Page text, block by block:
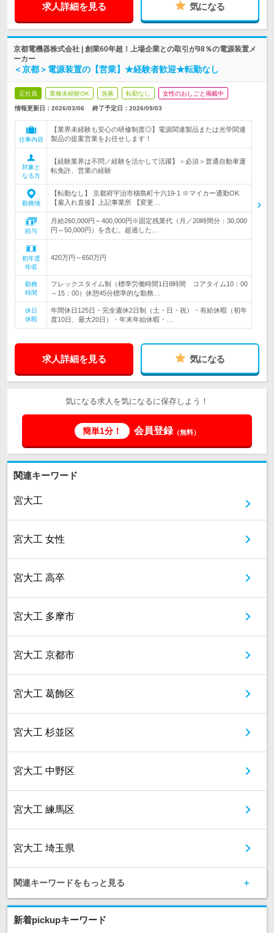
求人詳細を見る 気になる
京都電機器株式会社 | 創業60年超！上場企業との取引が98％の電源装置メ
ーカー
＜京都＞電源装置の【営業】★経験者歓迎★転勤なし
正社員 業種未経験OK 急募 転勤なし 女性のおしごと掲載中
情報更新日：2026/03/06 終了予定日： 2026/09/03
仕事内容
【業界未経験も安心の研修制度◎】電源関連製品または光学関連
製品の提案営業をお任せします！
対象と
なる方
【経験業界は不問／経験を活かして活躍】＜必須＞普通自動車運
転免許、営業の経験
勤務地
【転勤なし】 京都府宇治市槇島町十六19-1 ※マイカー通勤OK
【雇入れ直後】上記事業所 【変更…
給与
月給260,000円～400,000円※固定残業代（月／20時間分：30,000
円～50,000円）を含む。超過した…
初年度
年収
420万円～650万円
勤務
時間
フレックスタイム制（標準労働時間1日8時間 コアタイム10：00
～15：00）休憩45分標準的な勤務…
休日
休暇
年間休日125日・完全週休2日制（土・日・祝）・有給休暇（初年
度10日、最大20日）・年末年始休暇・…
求人詳細を見る 気になる
気になる求人を気になるに保存しよう！
簡単1分！ 会員登録（無料）
関連キーワード
宮大工
宮大工 女性
宮大工 高卒
宮大工 多摩市
宮大工 京都市
宮大工 葛飾区
宮大工 杉並区
宮大工 中野区
宮大工 練馬区
宮大工 埼玉県
関連キーワードをもっと見る
新着pickupキーワード